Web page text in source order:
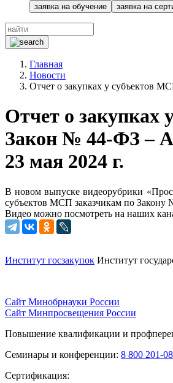
заявка на обучение заявка на
Главная
Новости
Отчет о закупках у субъектов
Отчет о закупках
Закон № 44-ФЗ –
23 мая 2024 г.
В новом выпуске видеорубрики
субъектов МСП заказчикам по
Видео можно посмотреть на наших
Институт госзакупок Институт
Сайт Минобрнауки России
Сайт Минпросвещения России
Повышение квалификации и
Семинары и конференции: 8 800 201-
Сертификация: